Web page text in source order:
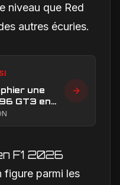
niveau que Red
autres écuries.
une
GT3 en
une
F1 2026
figure parmi les